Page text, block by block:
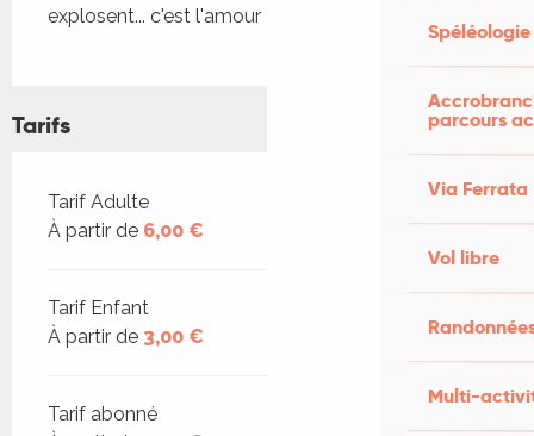
Spéléologie
parcours
Via Ferrata
Vol libre
Multi-
explosent... c'est l'amour !
Tarifs
Tarifs 2026
Tarif Adulte
À partir de 6,00 €
Tarif Enfant
À partir de 3,00 €
Tarif abonné